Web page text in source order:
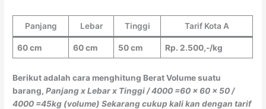
Panjang Lebar Tinggi Tarif Kota A
60 cm 60 cm 50 cm Rp. 2.500,-/kg
Berikut adalah cara menghitung Berat Volume suatu
barang,Panjang x Lebar x Tinggi / 4000 =60 x 60 x 50 /
4000 =45kg (volume) Sekarang cukup kali kan dengan tarif